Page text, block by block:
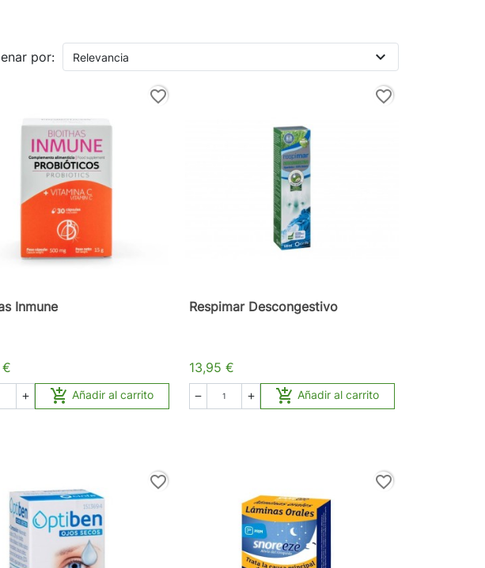
por: Relevancia expand_more
favorite_border
Inmune
€
  Añadir al carrito
favorite_border
Respimar Descongestivo
13,95 €
   Añadir al carrito
favorite_border favorite_border